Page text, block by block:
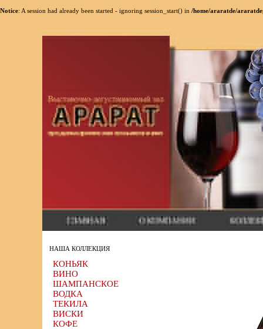
Notice: A session had already been started - ignoring session_start() in /home/araratde/
НАША КОЛЛЕКЦИЯ
КОНЬЯК
ВИНО
ШАМПАНСКОЕ
ВОДКА
ТЕКИЛА
ВИСКИ
КОФЕ